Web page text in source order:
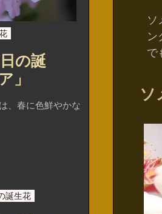
ソ
ン
で
ソ
の誕
」
、春に色鮮やかな
誕生花